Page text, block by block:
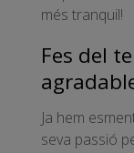
més tranquil!
Fes del
Ja hem
seva passió